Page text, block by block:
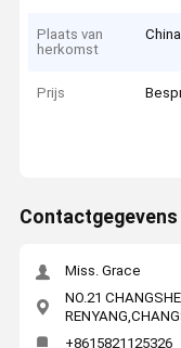
Plaats van
herkomst
China
Prijs
Contactgegevens
Miss. Grace
NO.21
+8615821125326